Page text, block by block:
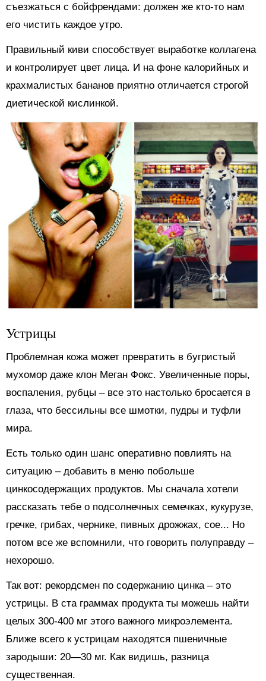
съезжаться с бойфрендами: должен же кто-то нам
его чистить каждое утро.
Правильный киви способствует выработке коллагена
и контролирует цвет лица. И на фоне калорийных и
крахмалистых бананов приятно отличается строгой
диетической кислинкой.
Устрицы
Проблемная кожа может превратить в бугристый
мухомор даже клон Меган Фокс. Увеличенные поры,
воспаления, рубцы – все это настолько бросается в
глаза, что бессильны все шмотки, пудры и туфли
мира.
Есть только один шанс оперативно повлиять на
ситуацию – добавить в меню побольше
цинкосодержащих продуктов. Мы сначала хотели
рассказать тебе о подсолнечных семечках, кукурузе,
гречке, грибах, чернике, пивных дрожжах, сое... Но
потом все же вспомнили, что говорить полуправду –
нехорошо.
Так вот: рекордсмен по содержанию цинка – это
устрицы. В ста граммах продукта ты можешь найти
целых 300-400 мг этого важного микроэлемента.
Ближе всего к устрицам находятся пшеничные
зародыши: 20—30 мг. Как видишь, разница
существенная.